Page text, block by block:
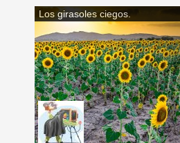
Los girasoles ciegos.